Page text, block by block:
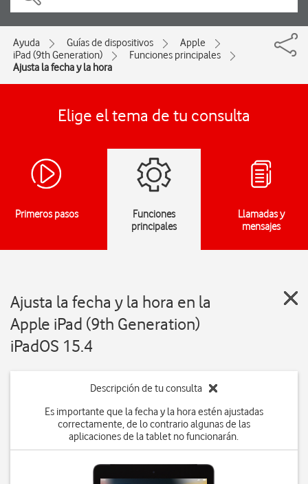
Ayuda Guías de dispositivos
Apple
iPad (9th Generation)
Funciones principales
Ajusta la fecha y la hora
Elige el tema de tu consulta
Primeros pasos
Funciones
principales
Llamadas y
mensajes
Ajusta la fecha y la hora en la
Apple iPad (9th Generation)
iPadOS 15.4
Descripción de tu consulta
Es importante que la fecha y la hora estén ajustadas
correctamente, de lo contrario algunas de las
aplicaciones de la tablet no funcionarán.